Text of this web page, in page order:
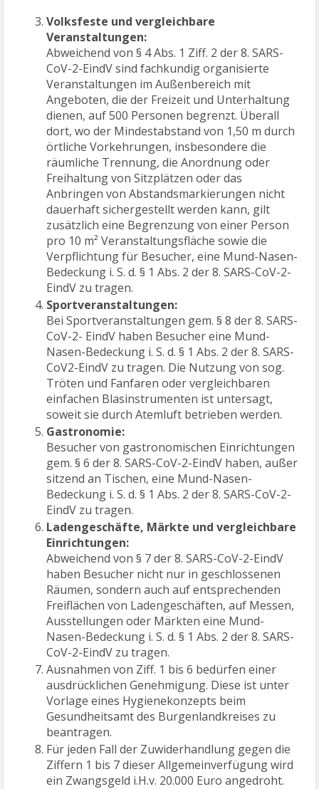
Volksfeste und vergleichbare
Veranstaltungen:
Abweichend von § 4 Abs. 1 Ziff. 2 der 8. SARS-
CoV-2-EindV sind fachkundig organisierte
Veranstaltungen im Außenbereich mit
Angeboten, die der Freizeit und Unterhaltung
dienen, auf 500 Personen begrenzt. Überall
dort, wo der Mindestabstand von 1,50 m durch
örtliche Vorkehrungen, insbesondere die
räumliche Trennung, die Anordnung oder
Freihaltung von Sitzplätzen oder das
Anbringen von Abstandsmarkierungen nicht
dauerhaft sichergestellt werden kann, gilt
zusätzlich eine Begrenzung von einer Person
pro 10 m² Veranstaltungsfläche sowie die
Verpflichtung für Besucher, eine Mund-Nasen-
Bedeckung i. S. d. § 1 Abs. 2 der 8. SARS-CoV-2-
EindV zu tragen.
Sportveranstaltungen:
Bei Sportveranstaltungen gem. § 8 der 8. SARS-
CoV-2- EindV haben Besucher eine Mund-
Nasen-Bedeckung i. S. d. § 1 Abs. 2 der 8. SARS-
CoV2-EindV zu tragen. Die Nutzung von sog.
Tröten und Fanfaren oder vergleichbaren
einfachen Blasinstrumenten ist untersagt,
soweit sie durch Atemluft betrieben werden.
Gastronomie:
Besucher von gastronomischen Einrichtungen
gem. § 6 der 8. SARS-CoV-2-EindV haben, außer
sitzend an Tischen, eine Mund-Nasen-
Bedeckung i. S. d. § 1 Abs. 2 der 8. SARS-CoV-2-
EindV zu tragen.
Ladengeschäfte, Märkte und vergleichbare
Einrichtungen:
Abweichend von § 7 der 8. SARS-CoV-2-EindV
haben Besucher nicht nur in geschlossenen
Räumen, sondern auch auf entsprechenden
Freiflächen von Ladengeschäften, auf Messen,
Ausstellungen oder Märkten eine Mund-
Nasen-Bedeckung i. S. d. § 1 Abs. 2 der 8. SARS-
CoV-2-EindV zu tragen.
Ausnahmen von Ziff. 1 bis 6 bedürfen einer
ausdrücklichen Genehmigung. Diese ist unter
Vorlage eines Hygienekonzepts beim
Gesundheitsamt des Burgenlandkreises zu
beantragen.
Für jeden Fall der Zuwiderhandlung gegen die
Ziffern 1 bis 7 dieser Allgemeinverfügung wird
ein Zwangsgeld i.H.v. 20.000 Euro angedroht.